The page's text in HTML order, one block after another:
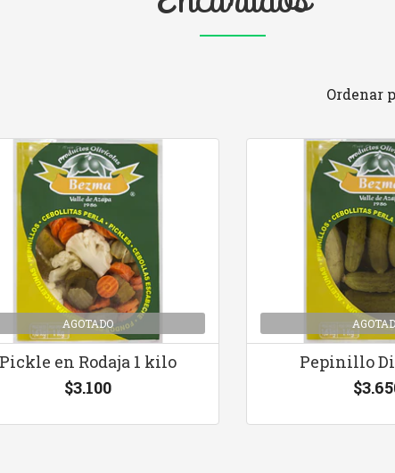
Ordenar
AGOTADO
Pickle en Rodaja 1 kilo
$3.100
Pepinillo